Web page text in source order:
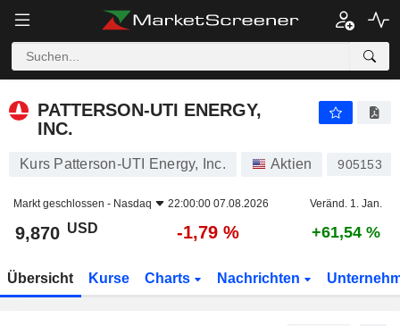
PATTERSON-UTI ENERGY,
INC.
Kurs Patterson-UTI Energy, Inc. Aktien 905153
Markt geschlossen - Nasdaq 22:00:00 07.08.2026 Veränd. 1. Jan.
9,870 USD -1,79 % +61,54 %
Übersicht Kurse Charts Nachrichten